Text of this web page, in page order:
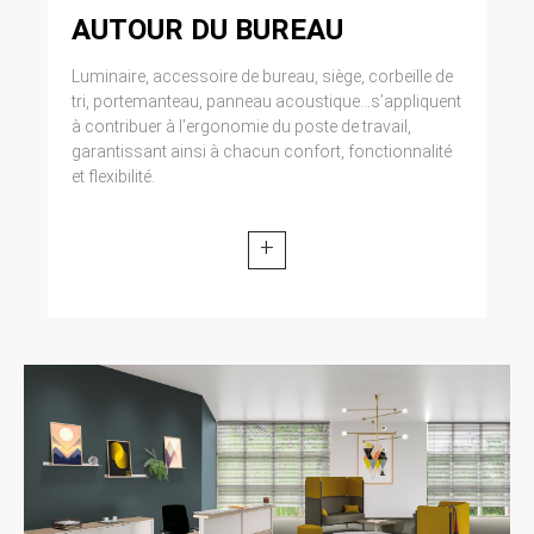
AUTOUR DU BUREAU
Luminaire, accessoire de bureau, siège, corbeille de
tri, portemanteau, panneau acoustique...s’appliquent
à contribuer à l’ergonomie du poste de travail,
garantissant ainsi à chacun confort, fonctionnalité
et flexibilité.
+